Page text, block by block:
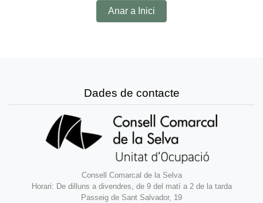
Anar a Inici
Dades de contacte
Consell Comarcal de la Selva
Horari: De dilluns a divendres, de 9 del matí a 2 de la tarda
Passeig de Sant Salvador, 19